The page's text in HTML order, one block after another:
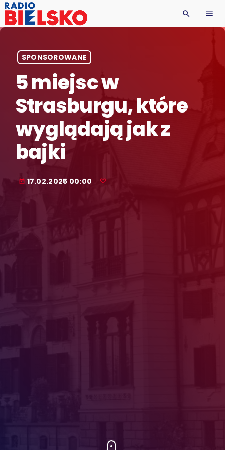
search menu
SPONSOROWANE
5 miejsc w
Strasburgu, które
wyglądają jak z
bajki
today 17.02.2025 00:00